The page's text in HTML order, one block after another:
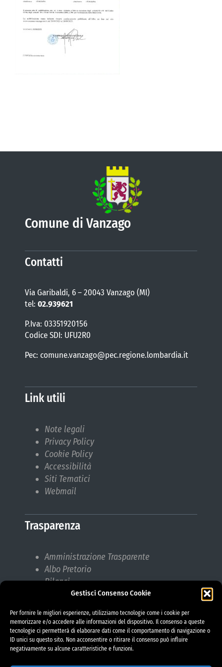
Gestisci Consenso Cookie
Per fornire le migliori esperienze, utilizziamo tecnologie come i cookie per
memorizzare e/o accedere alle informazioni del dispositivo. Il consenso a queste
tecnologie ci permetterà di elaborare dati come il comportamento di navigazione o
ID unici su questo sito. Non acconsentire o ritirare il consenso può influire
negativamente su alcune caratteristiche e funzioni.
VIVERE VANZAGO
COMUNICAZIONE
Comune di Vanzago
Contatti
Via Garibaldi, 6 – 20043 Vanzago (MI)
tel: 02.939621
P.Iva: 03351920156
Codice SDI: UFU2R0
Pec: comune.vanzago@pec.regione.lombardia.it
Link utili
Note legali
Privacy Policy
Cookie Policy
Accessibilità
Siti Tematici
Webmail
Trasparenza
Amministrazione Trasparente
Albo Pretorio
Bilanci
Bandi di gara
Responsabile protezione dati (RPD)